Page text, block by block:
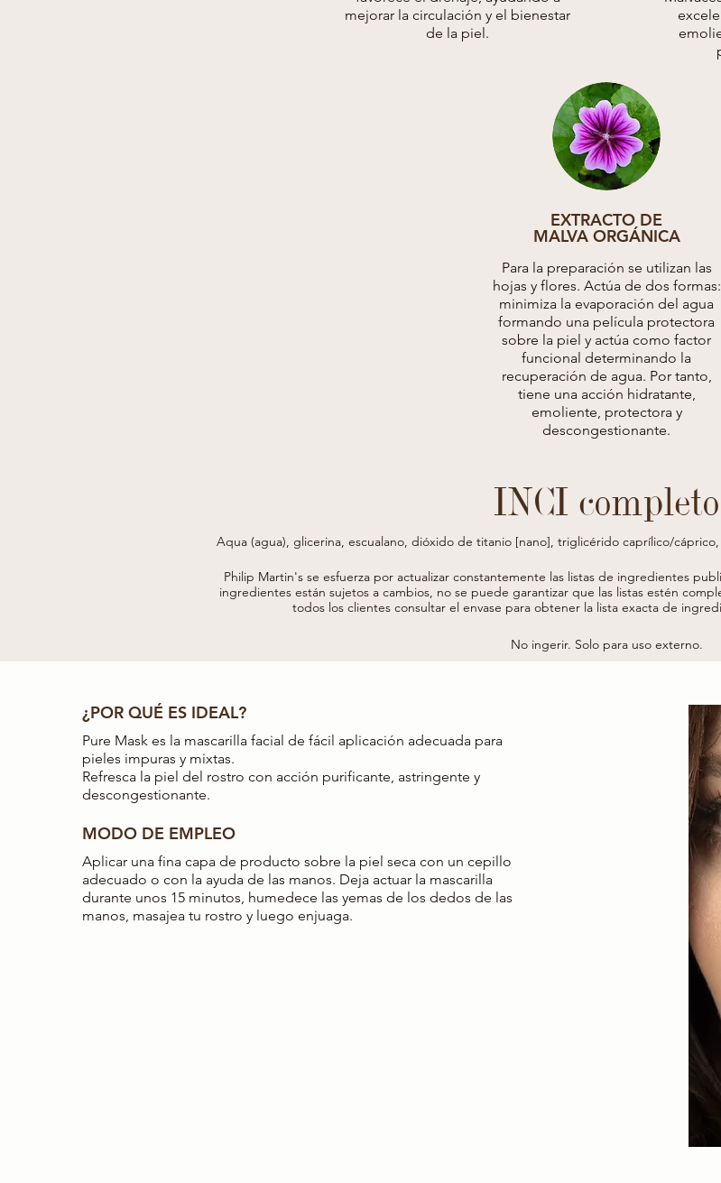
mejorar la circulación y el bienestar
de la piel.
EXTRACTO DE
MALVA ORGÁNICA
Para la preparación se utilizan las
hojas y flores. Actúa de dos formas:
minimiza la evaporación del agua
formando una película protectora
sobre la piel y actúa como factor
funcional determinando la
recuperación de agua. Por tanto,
tiene una acción hidratante,
emoliente, protectora y
descongestionante.
INCI completo
Aqua (agua), glicerina, escualano, dióxido de titanio [nano], triglicérido caprílico/
chamomilla recutita (matricaria)) * , extracto de equisetum arvense*, goma xantana,
carbómero, etilhexilglicerina, gluconato de sodio, pentilenglicol, estearato de
hidróxido de sodio
*procedente de agricultura ecológica
Philip Martin's se esfuerza por actualizar constantemente las listas de ingredientes
ingredientes están sujetos a cambios, no se puede garantizar que las listas estén
todos los clientes consultar el envase para obtener la lista exacta de
No ingerir. Solo para uso externo.
¿POR QUÉ ES IDEAL?
Pure Mask es la mascarilla facial de fácil aplicación adecuada para
pieles impuras y mixtas.
Refresca la piel del rostro con acción purificante, astringente y
descongestionante.
MODO DE EMPLEO
Aplicar una fina capa de producto sobre la piel seca con un cepillo
adecuado o con la ayuda de las manos. Deja actuar la mascarilla
durante unos 15 minutos, humedece las yemas de los dedos de las
manos, masajea tu rostro y luego enjuaga.